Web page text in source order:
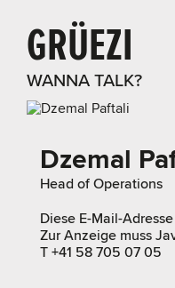
G
WANNA TALK?
Dzemal
Head of Operations
Diese E-Mail-
Zur Anzeige muss
T +41 58 705 07 05